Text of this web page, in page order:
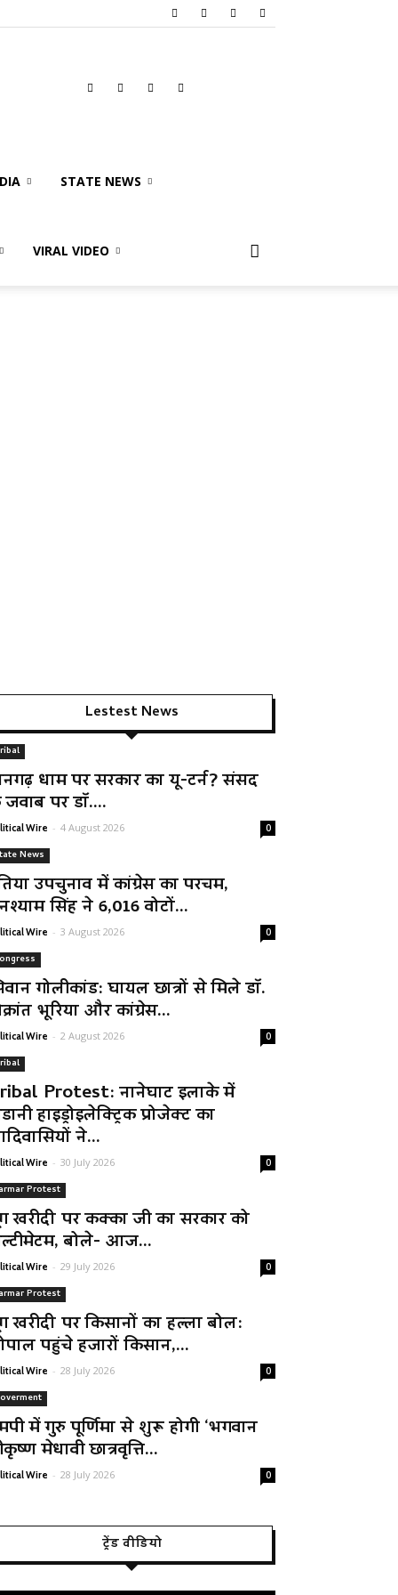
STATE NEWS
VIRAL VIDEO
Lestest News
धाम पर सरकार का यू-टर्न? संसद
पर डॉ....
Wire - 4 August 2026 0
News
उपचुनाव में कांग्रेस का परचम,
सिंह ने 6,016 वोटों...
Wire - 3 August 2026 0
गोलीकांड: घायल छात्रों से मिले डॉ.
भूरिया और कांग्रेस...
Wire - 2 August 2026 0
Protest: नानेघाट इलाके में
हाइड्रोइलेक्ट्रिक प्रोजेक्ट का
ने...
Wire - 30 July 2026 0
Protest
खरीदी पर कक्का जी का सरकार को
बोले- आज...
Wire - 29 July 2026 0
Protest
खरीदी पर किसानों का हल्ला बोल:
पहुंचे हजारों किसान,...
Wire - 28 July 2026 0
में गुरु पूर्णिमा से शुरू होगी ‘भगवान
मेधावी छात्रवृत्ति...
Wire - 28 July 2026 0
ट्रेंड वीडियो